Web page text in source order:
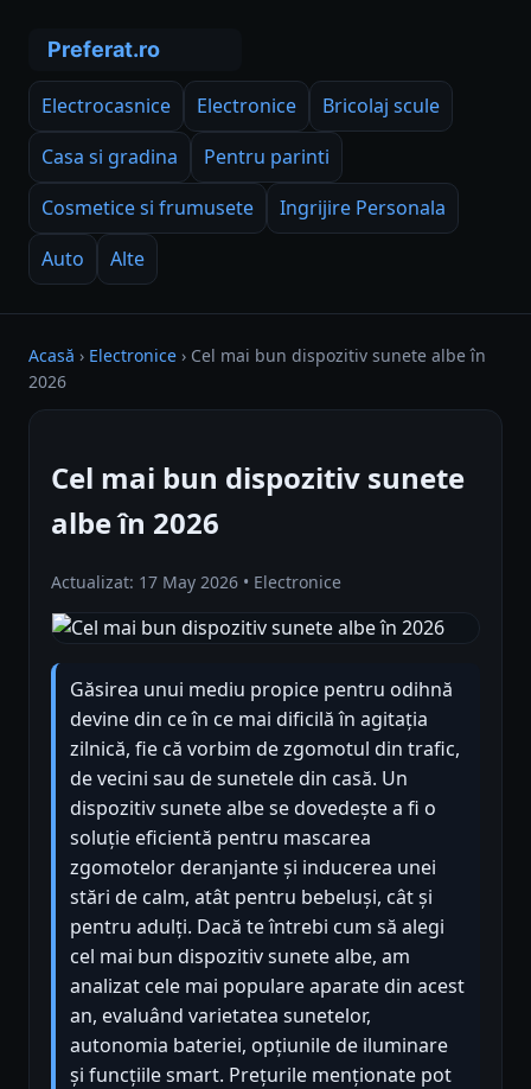
Electrocasnice Electronice
Bricolaj scule
Casa si gradina
Pentru parinti
Cosmetice si frumusete
Ingrijire Personala
Auto
Alte
Acasă › Electronice › Cel mai bun dispozitiv sunete albe în
2026
Cel mai bun dispozitiv sunete
albe în 2026
Actualizat: 17 May 2026 • Electronice
Găsirea unui mediu propice pentru odihnă
devine din ce în ce mai dificilă în agitația
zilnică, fie că vorbim de zgomotul din trafic,
de vecini sau de sunetele din casă. Un
dispozitiv sunete albe se dovedește a fi o
soluție eficientă pentru mascarea
zgomotelor deranjante și inducerea unei
stări de calm, atât pentru bebeluși, cât și
pentru adulți. Dacă te întrebi cum să alegi
cel mai bun dispozitiv sunete albe, am
analizat cele mai populare aparate din acest
an, evaluând varietatea sunetelor,
autonomia bateriei, opțiunile de iluminare
și funcțiile smart. Prețurile menționate pot